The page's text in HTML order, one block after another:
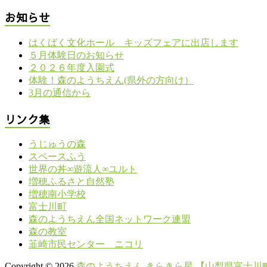
お知らせ
はくばく文化ホール キッズフェアに出店します
５月体験日のお知らせ
２０２６年度入園式
体験！森のようちえん(県外の方向け）
3月の通信から
リンク集
うじゅうの森
スペースふう
世界の丼∞遊流人∞ユルト
増穂ふるさと自然塾
増穂南小学校
富士川町
森のようちえん全国ネットワーク連盟
森の教室
韮崎市民センター ニコリ